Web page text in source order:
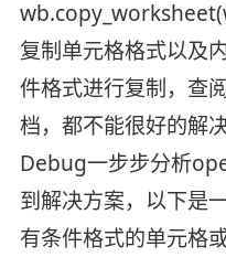
复制单元格格式以及
件格式进行复制，查
档，都不能很好的解
Debug一步步分析
到解决方案，以下是
有条件格式的单元格